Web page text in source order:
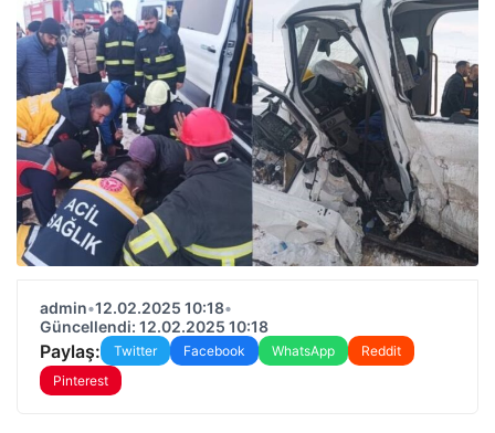
admin•12.02.2025 10:18•
Güncellendi: 12.02.2025 10:18
Paylaş: Twitter Facebook WhatsApp
Reddit
Pinterest